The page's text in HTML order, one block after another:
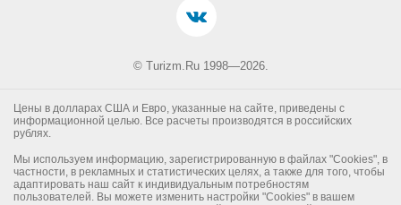
© Turizm.Ru 1998—2026.
Цены в долларах США и Евро, указанные на сайте, приведены с
информационной целью. Все расчеты производятся в российских
рублях.
Мы используем информацию, зарегистрированную в файлах "Cookies", в
частности, в рекламных и статистических целях, а также для того, чтобы
адаптировать наш сайт к индивидуальным потребностям
пользователей. Вы можете изменить настройки "Cookies" в вашем